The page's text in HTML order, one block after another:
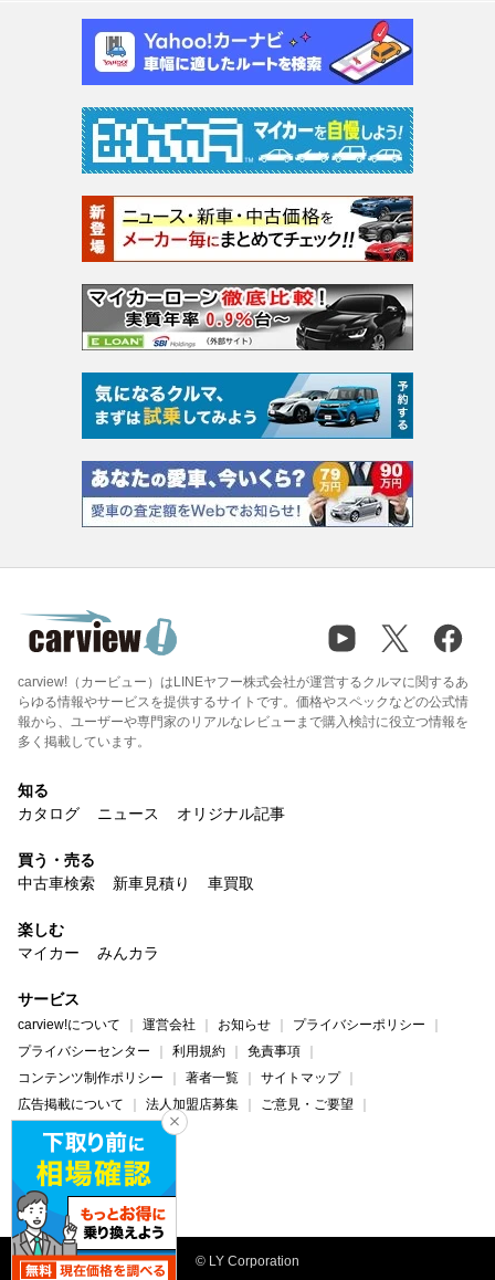
carview!（カービュー）はLINEヤフー株式会社が運営するクルマに関するあ
らゆる情報やサービスを提供するサイトです。価格やスペックなどの公式情
報から、ユーザーや専門家のリアルなレビューまで購入検討に役立つ情報を
多く掲載しています。
知る
カタログ
ニュース オリジナル記事
買う・売る
中古車検索
新車見積り 車買取
楽しむ
マイカー
みんカラ
サービス
carview!について 運営会社 お知らせ
プライバシーポリシー
プライバシーセンター
利用規約
免責事項
コンテンツ制作ポリシー
著者一覧
サイトマップ
広告掲載について
法人加盟店募集
ご意見・ご要望
ヘルプ・お問い合わせ
carview! Yahoo! JAPAN
© LY Corporation